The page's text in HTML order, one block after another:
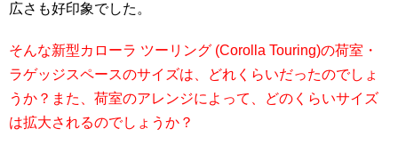
広さも好印象でした。
そんな新型カローラ ツーリング (Corolla Touring)の荷室・
ラゲッジスペースのサイズは、どれくらいだったのでしょ
うか？また、荷室のアレンジによって、どのくらいサイズ
は拡大されるのでしょうか？